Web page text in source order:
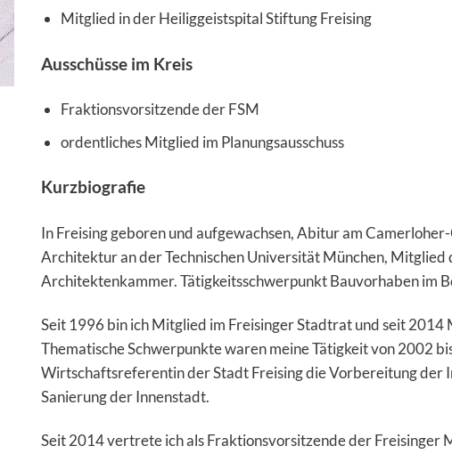
Mitglied in der Heiliggeistspital Stiftung Freising
Ausschüsse im Kreis
Fraktionsvorsitzende der FSM
ordentliches Mitglied im Planungsausschuss
Kurzbiografie
In Freising geboren und aufgewachsen, Abitur am
Architektur an der Technischen Universität München, Mitglied
Architektenkammer. Tätigkeitsschwerpunkt Bauvorhaben im
Seit 1996 bin ich Mitglied im Freisinger Stadtrat und seit 2014
Thematische Schwerpunkte waren meine Tätigkeit von 2002
Wirtschaftsreferentin der Stadt Freising die Vorbereitung der
Sanierung der Innenstadt.
Seit 2014 vertrete ich als Fraktionsvorsitzende der Freisinger